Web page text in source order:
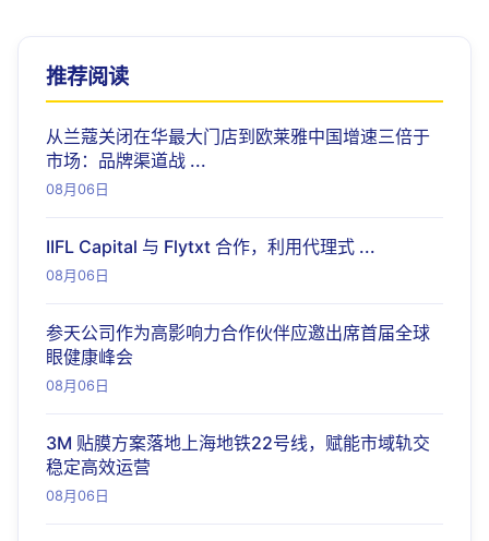
推荐阅读
从兰蔻关闭在华最大门店到欧莱雅中国增速三倍于
市场：品牌渠道战 ...
08月06日
IIFL Capital 与 Flytxt 合作，利用代理式 ...
08月06日
参天公司作为高影响力合作伙伴应邀出席首届全球
眼健康峰会
08月06日
3M 贴膜方案落地上海地铁22号线，赋能市域轨交
稳定高效运营
08月06日